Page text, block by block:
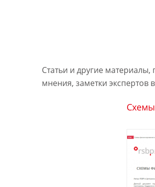
Статьи и другие
мнения, заметки экспертов